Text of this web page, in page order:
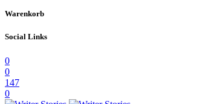
Warenkorb
Social Links
0
0
147
0